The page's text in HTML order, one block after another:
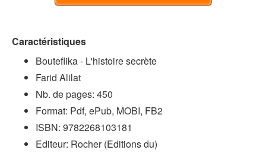
Caractéristiques
Bouteflika - L'histoire secrète
Farid Alilat
Nb. de pages: 450
Format: Pdf, ePub, MOBI, FB2
ISBN: 9782268103181
Editeur: Rocher (Editions du)